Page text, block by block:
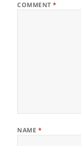
COMMENT*
NAME *